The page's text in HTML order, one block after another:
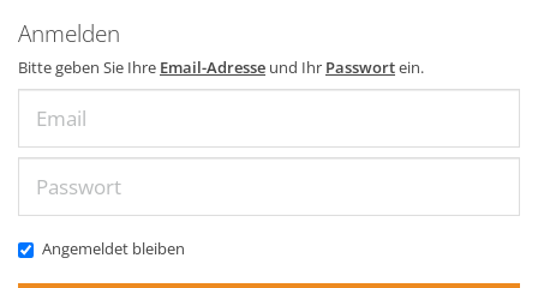
Anmelden
Bitte geben Sie Ihre Email-Adresse und Ihr Passwortein.
Angemeldet bleiben